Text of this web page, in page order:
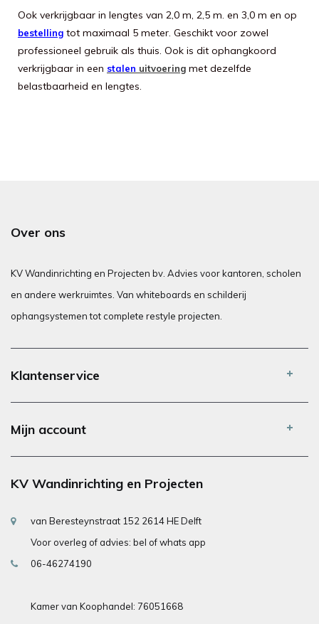
Ook verkrijgbaar in lengtes van 2,0 m, 2,5 m. en 3,0 m en op
bestelling tot maximaal 5 meter. Geschikt voor zowel
professioneel gebruik als thuis. Ook is dit ophangkoord
verkrijgbaar in een stalen uitvoering met dezelfde
belastbaarheid en lengtes.
Over ons
KV Wandinrichting en Projecten bv. Advies voor kantoren, scholen
en andere werkruimtes. Van whiteboards en schilderij
ophangsystemen tot complete restyle projecten.
Klantenservice
Mijn account
KV Wandinrichting en Projecten
van Beresteynstraat 152 2614 HE Delft
Voor overleg of advies: bel of whats app
06-46274190
Kamer van Koophandel: 76051668